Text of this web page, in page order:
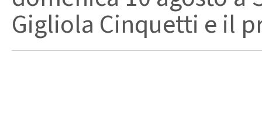
Gigliola Cinquetti e il